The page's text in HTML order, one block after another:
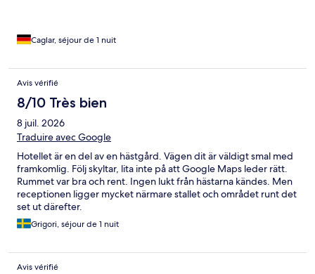
Caglar, séjour de 1 nuit
Avis vérifié
8/10 Très bien
8 juil. 2026
Traduire avec Google
Hotellet är en del av en hästgård. Vägen dit är väldigt smal med
framkomlig. Följ skyltar, lita inte på att Google Maps leder rätt.
Rummet var bra och rent. Ingen lukt från hästarna kändes. Men
receptionen ligger mycket närmare stallet och området runt det
set ut därefter.
Grigori, séjour de 1 nuit
Avis vérifié